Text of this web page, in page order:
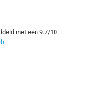
met een 9.7/10